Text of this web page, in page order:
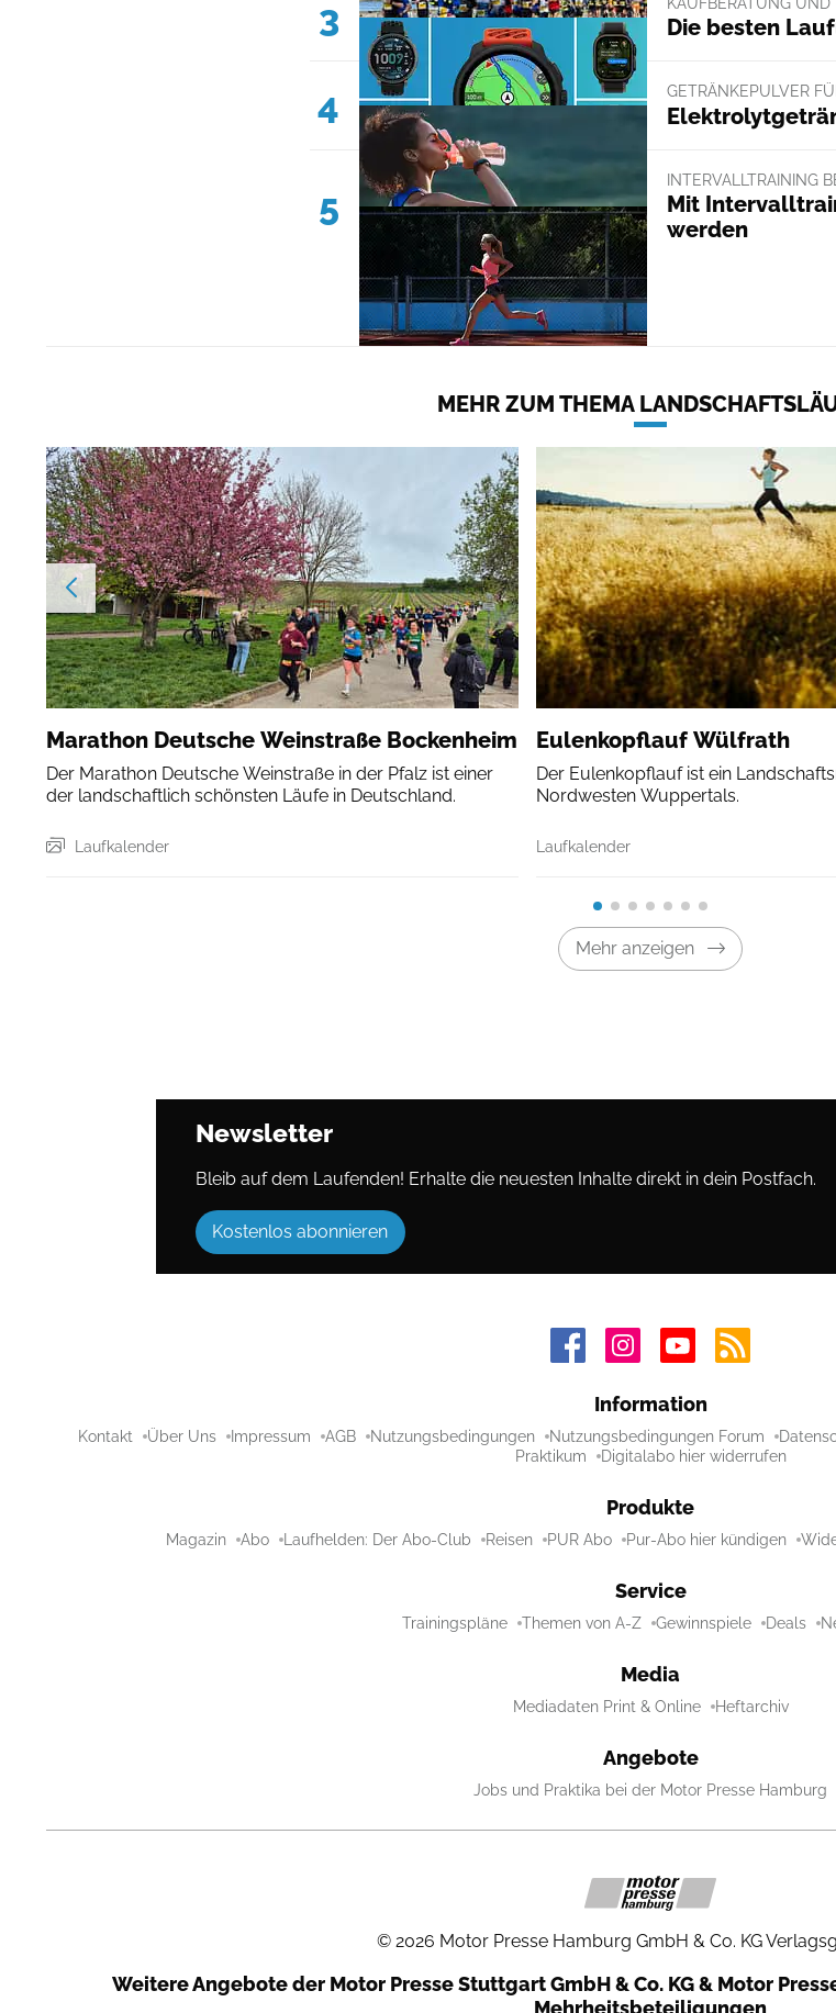
3 Die besten
4 GETRÄNKEPULVER
5
INTERVALLTRAINING
Mit
werden
MEHR ZUM THEMA
Marathon Deutsche Weinstraße Bockenheim
Der Marathon Deutsche Weinstraße in der Pfalz ist einer
der landschaftlich schönsten Läufe in Deutschland.
Laufkalender
Eulenkopflauf Wülfrath
Der Eulenkopflauf ist ein
Nordwesten Wuppertals.
Laufkalender
Mehr anzeigen
Newsletter
Bleib auf dem Laufenden! Erhalte die neuesten Inhalte direkt in dein Postfach.
Kostenlos abonnieren
Information
Kontakt Über Uns Impressum AGB Nutzungsbedingungen Nutzungsbedingungen Forum
Praktikum
Digitalabo hier widerrufen
Produkte
Magazin Abo Laufhelden: Der Abo-Club Reisen PUR Abo Pur-Abo hier kündigen
Service
Trainingspläne Themen von A-Z Gewinnspiele Deals
Media
Mediadaten Print & Online Heftarchiv
Angebote
Jobs und Praktika bei der Motor Presse Hamburg
© 2026 Motor Presse Hamburg GmbH & Co. KG
Weitere Angebote der Motor Presse Stuttgart GmbH & Co. KG & Motor
Mehrheitsbeteiligungen